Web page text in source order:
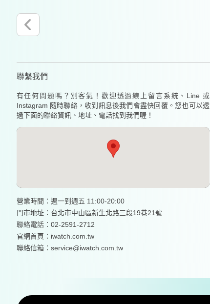
聯繫我們
有任何問題嗎？別客氣！歡迎透過線上留言系統、Line 或
Instagram 隨時聯絡，收到訊息後我們會盡快回覆。您也可以透
過下面的聯絡資訊、地址、電話找到我們喔！
營業時間：週一到週五 11:00-20:00
門市地址：台北市中山區新生北路三段19巷21號
聯絡電話：02-2591-2712
官網首頁： iwatch.com.tw
聯絡信箱：service@iwatch.com.tw